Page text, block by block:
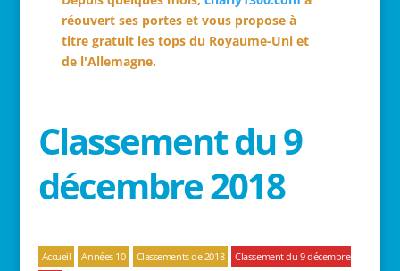
réouvert ses portes et vous propose à
titre gratuit les tops du Royaume-Uni et
de l'Allemagne.
Classement du 9
décembre 2018
Accueil Années 10 Classements de 2018
Classement du 9 décembre